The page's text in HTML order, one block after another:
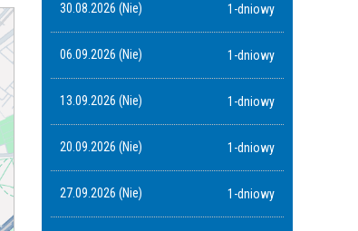
30.08.2026 (Nie) 1-dniowy
06.09.2026 (Nie) 1-dniowy
13.09.2026 (Nie) 1-dniowy
20.09.2026 (Nie) 1-dniowy
27.09.2026 (Nie) 1-dniowy